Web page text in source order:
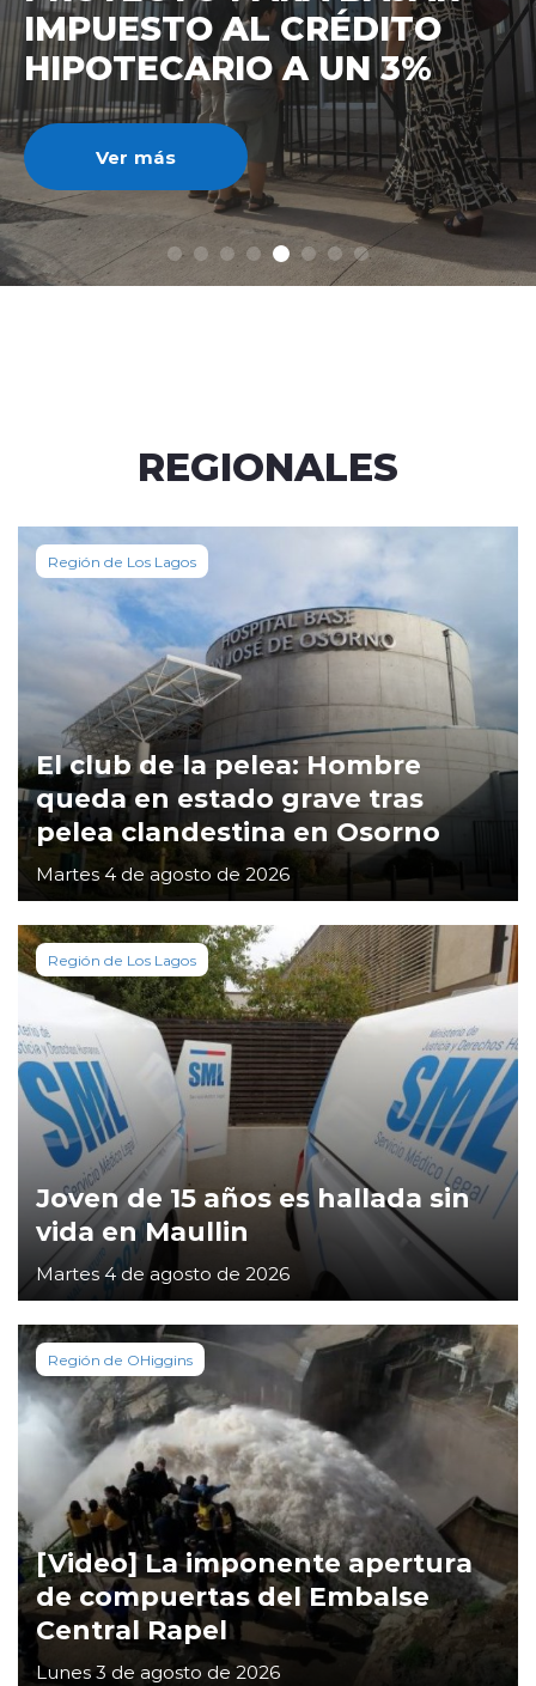
AL CRÉDITO
A UN 3%
Ver más
REGIONALES
Región de Los Lagos
El club de la pelea: Hombre
queda en estado grave tras
pelea clandestina en Osorno
Martes 4 de agosto de 2026
Región de Los Lagos
Joven de 15 años es hallada sin
vida en Maullin
Martes 4 de agosto de 2026
Región de OHiggins
[Video] La imponente apertura
de compuertas del Embalse
Central Rapel
Lunes 3 de agosto de 2026